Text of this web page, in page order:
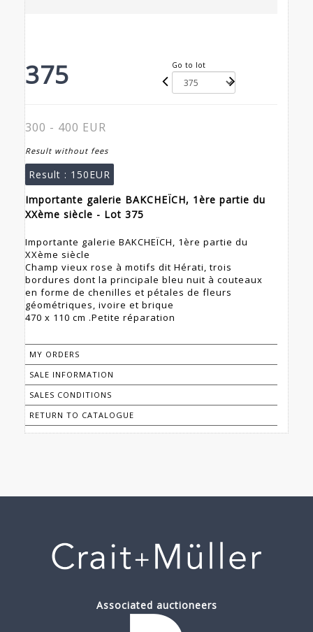
375 Go to lot
300 - 400 EUR
Result without fees
Result : 150EUR
Importante galerie BAKCHEÏCH, 1ère partie du
XXème siècle - Lot 375
Importante galerie BAKCHEÏCH, 1ère partie du
XXème siècle
Champ vieux rose à motifs dit Hérati, trois
bordures dont la principale bleu nuit à couteaux
en forme de chenilles et pétales de fleurs
géométriques, ivoire et brique
470 x 110 cm .Petite réparation
MY ORDERS
SALE INFORMATION
SALES CONDITIONS
RETURN TO CATALOGUE
Associated auctioneers